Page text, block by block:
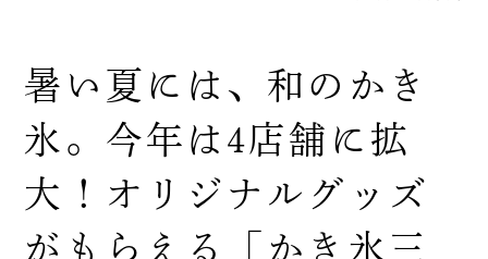
暑い夏には、和のかき
氷。今年は4店舗に拡
大！オリジナルグッズ
がもらえる「かき氷三